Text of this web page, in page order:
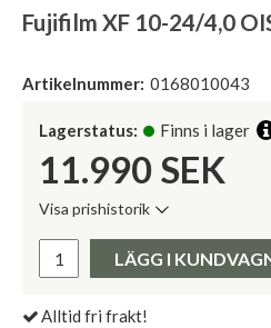
Fujifilm XF 10-24/4,0
Artikelnummer: 0168010043
Lagerstatus: Finns i lager
11.990 SEK
Visa prishistorik
LÄGG I
Alltid fri frakt!